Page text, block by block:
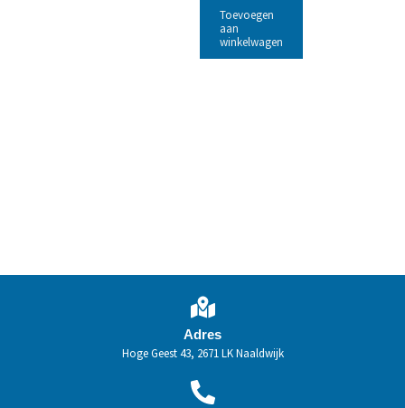
Toevoegen
aan
winkelwagen
Adres
Hoge Geest 43, 2671 LK Naaldwijk